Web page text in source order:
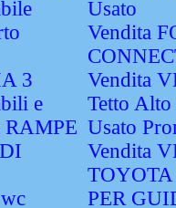
3
e
RAMPE
Usato
Vendita
Vendita
Tetto
Usato
Vendita
PER